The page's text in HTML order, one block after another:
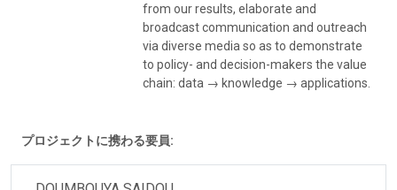
from our results, elaborate and
broadcast communication and outreach
via diverse media so as to demonstrate
to policy- and decision-makers the value
chain: data → knowledge → applications.
プロジェクトに携わる要員: